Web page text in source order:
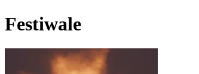
Festiwale